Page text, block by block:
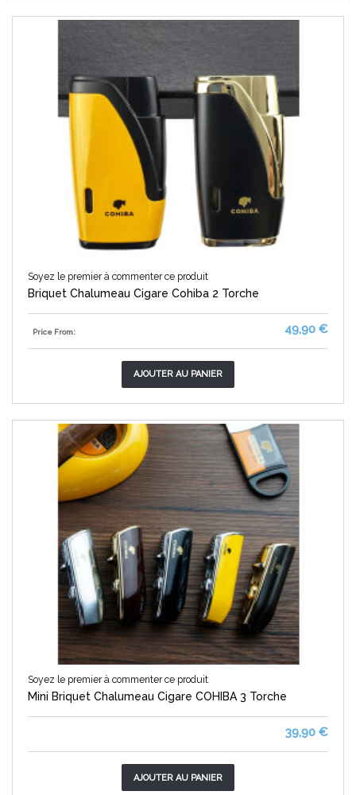
Soyez le premier à commenter ce produit
Briquet Chalumeau Cigare Cohiba 2 Torche
Price From: 49,90 €
AJOUTER AU PANIER
Soyez le premier à commenter ce produit
Mini Briquet Chalumeau Cigare COHIBA 3 Torche
39,90 €
AJOUTER AU PANIER